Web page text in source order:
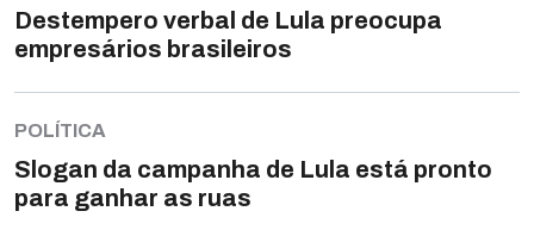
Destempero verbal de Lula preocupa
empresários brasileiros
POLÍTICA
Slogan da campanha de Lula está pronto
para ganhar as ruas